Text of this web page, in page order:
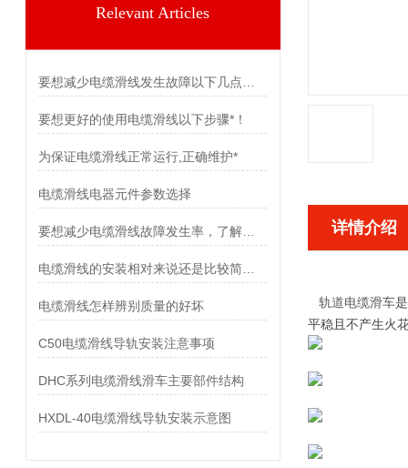
Relevant Articles
要想更好的使用电缆滑线以下步骤*！
为保证电缆滑线正常运行,正确维护*
电缆滑线电器元件参数选择
电缆滑线怎样辨别质量的好坏
C50电缆滑线导轨安装注意事项
DHC系列电缆滑线滑车主要部件结构
HXDL-40电缆滑线导轨安装示意图
详情介绍
轨道电缆滑车
平稳且不产生火